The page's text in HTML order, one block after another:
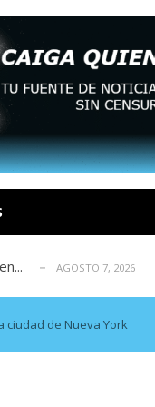
AGOSTO 6, 2026
AGOSTO 6, 2026
AGOSTO 6, 2026
AGOSTO 6, 2026
AGOSTO 6, 2026
AGOSTO 6, 2026
ciudad de Nueva York